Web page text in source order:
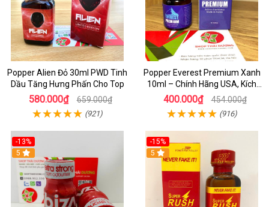
Popper Alien Đỏ 30ml PWD Tinh
Dầu Tăng Hưng Phấn Cho Top
580.000₫ 659.000₫
(921)
Popper Everest Premium Xanh
10ml – Chính Hãng USA, Kích
Thích Hưng Phấn Cực Mạnh
400.000₫ 454.000₫
(916)
-13%
5
-15%
5